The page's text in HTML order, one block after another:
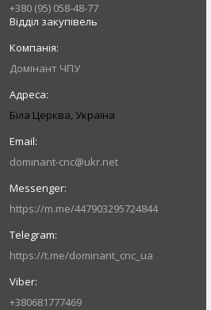
+380 (95) 058-48-77
Відділ закупівель
Домінант ЧПУ
Біла Церква, Україна
dominant-cnc@ukr.net
https://m.me/447903295724844
https://t.me/dominant_cnc_ua
+380681777469